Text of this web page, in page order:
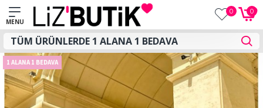
0 0
1 ALANA 1 BEDAVA